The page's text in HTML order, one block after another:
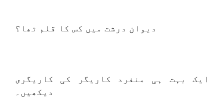
دیوان درشت میں کس کا قلم تھا؟
ایک بہت ہی منفرد کاریگر کی کاریگری
دیکھیں۔